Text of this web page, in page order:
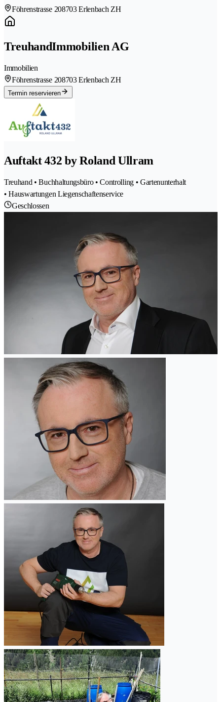
Föhrenstrasse 208703 Erlenbach ZH
TreuhandImmobilien AG
Immobilien
Föhrenstrasse 208703 Erlenbach ZH
Termin reservieren
Auftakt 432 by Roland Ullram
Treuhand • Buchhaltungsbüro • Controlling • Gartenunterhalt
• Hauswartungen Liegenschaftenservice
Geschlossen